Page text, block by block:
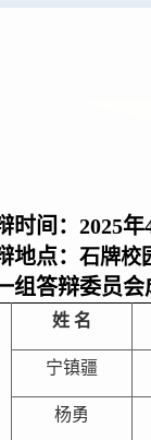
时间： 2025年
地点： 石牌校
组答辩委员会
姓 名
宁镇疆
杨勇